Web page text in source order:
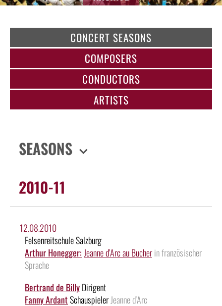
CONCERT SEASONS
COMPOSERS
CONDUCTORS
ARTISTS
SEASONS
2010-11
12.08.2010
Felsenreitschule Salzburg
Arthur Honegger: Jeanne d'Arc au Bucherin französischer
Sprache
Bertrand de BillyDirigent
Fanny ArdantSchauspieler Jeanne d'Arc